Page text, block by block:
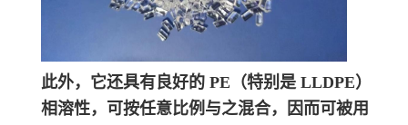
此外，它还具有良好的 PE（特别是 LLDPE）
相溶性，可按任意比例与之混合，因而可被用